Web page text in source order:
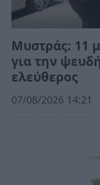
Μυστράς: 11
για την
ελεύθερος
07/08/2026 14:21